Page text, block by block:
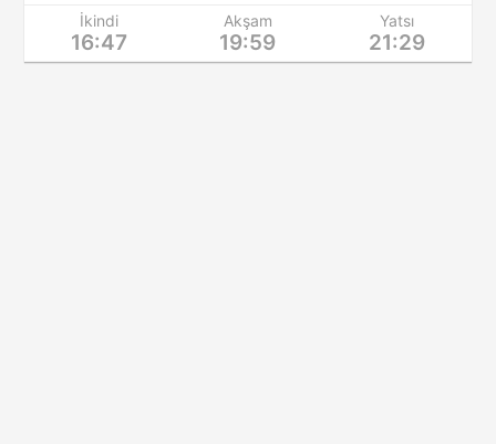
İkindi
16:47
Akşam
19:59
Yatsı
21:29